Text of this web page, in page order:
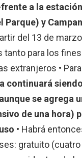
a la
y
del 13 de
tanto para los
extranjeros •
continuará
se agrega
de una hora)
• Habrá
gratuito (cuatro